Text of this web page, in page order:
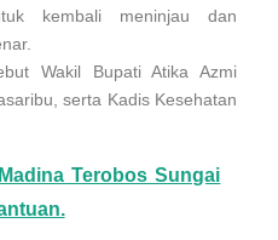
kembali meninjau dan
Wakil Bupati Atika Azmi
serta Kadis Kesehatan
Terobos Sungai